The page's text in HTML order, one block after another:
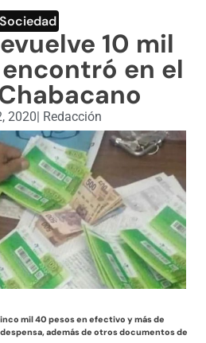
SECTION
VIDEOS
Sociedad
10 mil
en el
2020| Redacción
mil 40 pesos en efectivo y más de
además de otros documentos de